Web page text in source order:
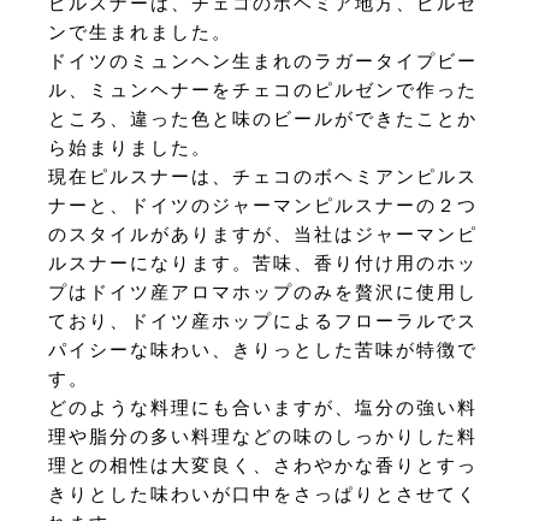
ンで生まれました。
ドイツのミュンヘン生まれのラガータイプビー
ル、ミュンヘナーをチェコのピルゼンで作った
ところ、違った色と味のビールができたことか
ら始まりました。
現在ピルスナーは、チェコのボヘミアンピルス
ナーと、ドイツのジャーマンピルスナーの２つ
のスタイルがありますが、当社はジャーマンピ
ルスナーになります。苦味、香り付け用のホッ
プはドイツ産アロマホップのみを贅沢に使用し
ており、ドイツ産ホップによるフローラルでス
パイシーな味わい、きりっとした苦味が特徴で
す。
どのような料理にも合いますが、塩分の強い料
理や脂分の多い料理などの味のしっかりした料
理との相性は大変良く、さわやかな香りとすっ
きりとした味わいが口中をさっぱりとさせてく